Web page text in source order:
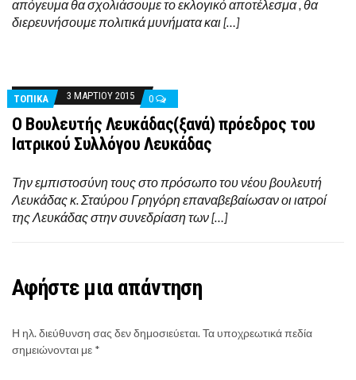
απόγευμα θα σχολιάσουμε το εκλογικό αποτέλεσμα , θα
διερευνήσουμε πολιτικά μυνήματα και […]
ΤΟΠΙΚΑ 3 ΜΑΡΤΊΟΥ 2015 0
O Βουλευτής Λευκάδας(ξανά) πρόεδρος του
Ιατρικού Συλλόγου Λευκάδας
Την εμπιστοσύνη τους στο πρόσωπο του νέου βουλευτή
Λευκάδας κ. Σταύρου Γρηγόρη επαναβεβαίωσαν οι ιατροί
της Λευκάδας στην συνεδρίαση των […]
Αφήστε μια απάντηση
Η ηλ. διεύθυνση σας δεν δημοσιεύεται.Τα υποχρεωτικά πεδία
σημειώνονται με *